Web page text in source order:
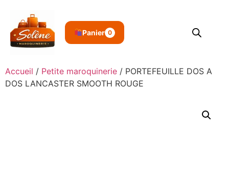
Panier 0
Accueil / Petite maroquinerie / PORTEFEUILLE DOS A
DOS LANCASTER SMOOTH ROUGE